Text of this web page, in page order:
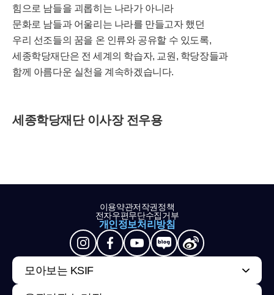
힘으로 남들을 괴롭히는 나라가 아니라
문화로 남들과 어울리는 나라를 만들고자 했던
우리 선조들의 꿈을 온 인류와 공유할 수 있도록,
세종학당재단은 전 세계의 학습자, 교원, 학당장들과
함께 아름다운 실천을 계속하겠습니다.
세종학당재단 이사장 전우용
이용약관저작권정책
전자우편무단수집거부
개인정보처리방침
모아보는 KSIF